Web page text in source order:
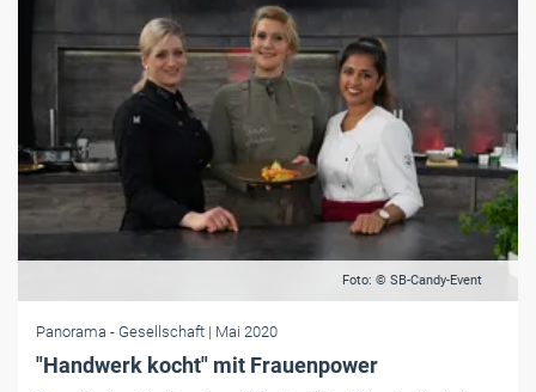
Foto: © SB-Candy-Event
Panorama - Gesellschaft | Mai 2020
"Handwerk kocht" mit Frauenpower